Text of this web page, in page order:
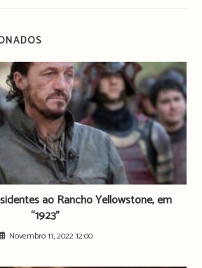
ao Rancho Yellowstone, em
“1923”
Novembro 11, 2022 12:00